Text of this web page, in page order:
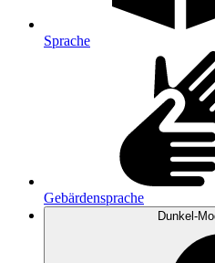
Sprache
Gebärdensprache
Dunkel-